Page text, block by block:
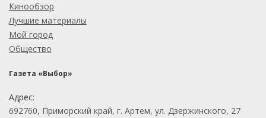
Кинообзор
Лучшие материалы
Мой город
Общество
Газета «Выбор»
Адрес:
692760, Приморский край, г. Артем, ул. Дзержинского, 27